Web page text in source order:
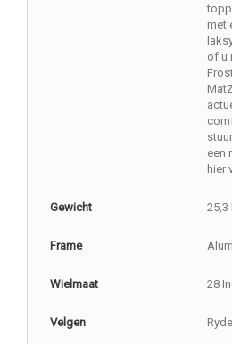
met
of u
een
hier
Gewicht 25,3
Frame
Wielmaat 28
Velgen